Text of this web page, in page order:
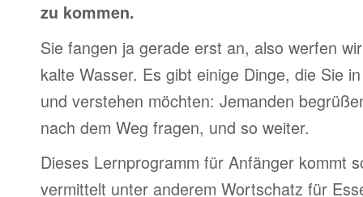
zu kommen.
Sie fangen ja gerade erst an, also werfen
kalte Wasser. Es gibt einige Dinge, die Sie
und verstehen möchten: Jemanden
nach dem Weg fragen, und so weiter.
Dieses Lernprogramm für Anfänger kommt
vermittelt unter anderem Wortschatz für